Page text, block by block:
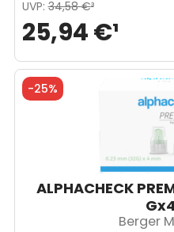
25,94 €¹
UVP: 34,58 €³
ALPHACHECK
Berger
-25%